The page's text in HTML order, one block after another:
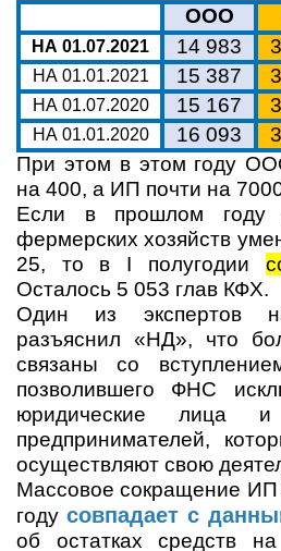
ООО
НА 01.07.2021 14 983
НА 01.01.2021 15 387
НА 01.07.2020 15 167
НА 01.01.2020 16 093
При этом в этом году
на 400, а ИП почти на
Если в прошлом году
фермерских хозяйств
25, то в I
полугодии
Осталось 5 053 глав КФХ.
Один из экспертов
разъяснил «НД», что
связаны со
позволившего ФНС
юридические лица и
предпринимателей,
осуществляют свою
Массовое сокращение ИП
году совпадает с
об остатках средств